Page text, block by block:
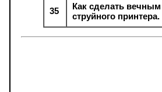
35
Как сделать
струйного принтера.